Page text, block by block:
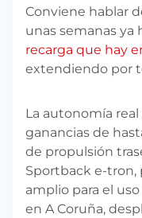
Conviene hablar
unas semanas ya
recarga que hay
extendiendo por
La autonomía
ganancias de
de propulsión
Sportback e-
amplio para el
en A Coruña,